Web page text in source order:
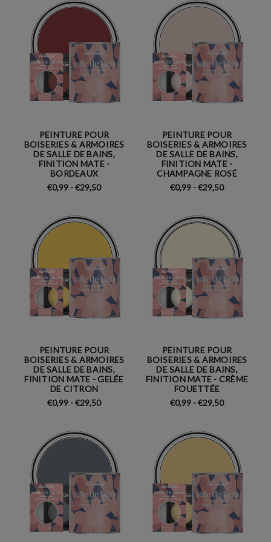
PEINTURE POUR
BOISERIES & ARMOIRES
DE SALLE DE BAINS,
FINITION MATE -
BORDEAUX
€0,99 - €29,50
PEINTURE POUR
BOISERIES & ARMOIRES
DE SALLE DE BAINS,
FINITION MATE -
CHAMPAGNE ROSÉ
€0,99 - €29,50
PEINTURE POUR
BOISERIES & ARMOIRES
DE SALLE DE BAINS,
FINITION MATE - GELÉE
DE CITRON
€0,99 - €29,50
PEINTURE POUR
BOISERIES & ARMOIRES
DE SALLE DE BAINS,
FINITION MATE - CRÈME
FOUETTÉE
€0,99 - €29,50